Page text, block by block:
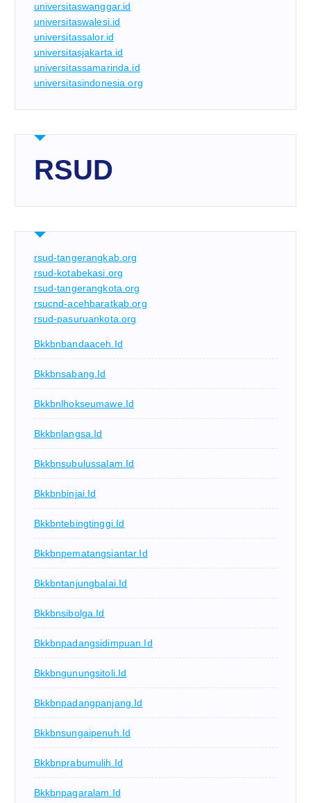
universitaswanggar.id
universitaswalesi.id
universitassalor.id
universitasjakarta.id
universitassamarinda.id
universitasindonesia.org
RSUD
rsud-tangerangkab.org
rsud-kotabekasi.org
rsud-tangerangkota.org
rsucnd-acehbaratkab.org
rsud-pasuruankota.org
Bkkbnbandaaceh.id
Bkkbnsabang.id
Bkkbnlhokseumawe.id
Bkkbnlangsa.id
Bkkbnsubulussalam.id
Bkkbnbinjai.id
Bkkbntebingtinggi.id
Bkkbnpematangsiantar.id
Bkkbntanjungbalai.id
Bkkbnsibolga.id
Bkkbnpadangsidimpuan.id
Bkkbngunungsitoli.id
Bkkbnpadangpanjang.id
Bkkbnsungaipenuh.id
Bkkbnprabumulih.id
Bkkbnpagaralam.id